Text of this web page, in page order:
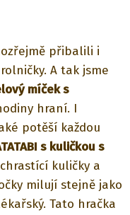
přibalili i
A tak jsme
míček s
hraní. I
potěší každou
s kuličkou s
kuličky a
milují stejně jako
Tato hračka